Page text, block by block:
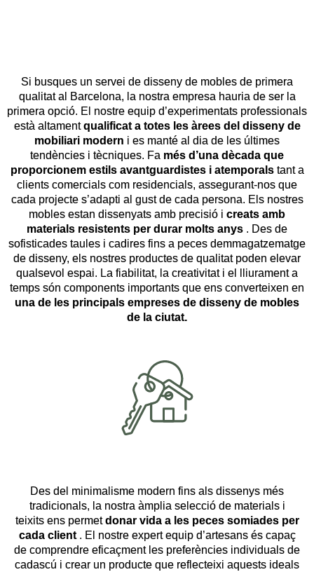
Si busques un servei de disseny de mobles de primera
qualitat al Barcelona, la nostra empresa hauria de ser la
primera opció. El nostre equip d’experimentats professionals
està altamentqualificat a totes les àrees del disseny de
mobiliari modern i es manté al dia de les últimes
tendències i tècniques. Fa més d’una dècada que
proporcionem estils avantguardistes i atemporalstant a
clients comercials com residencials, assegurant-nos que
cada projecte s’adapti al gust de cada persona. Els nostres
mobles estan dissenyats amb precisió i creats amb
materials resistents per durar molts anys . Des de
sofisticades taules i cadires fins a peces demmagatzematge
de disseny, els nostres productes de qualitat poden elevar
qualsevol espai. La fiabilitat, la creativitat i el lliurament a
temps són components importants que ens converteixen en
una de les principals empreses de disseny de mobles
de la ciutat.
Des del minimalisme modern fins als dissenys més
tradicionals, la nostra àmplia selecció de materials i
teixits ens permetdonar vida a les peces somiades per
cada client. El nostre expert equip d’artesans és capaç
de comprendre eficaçment les preferències individuals de
cadascú i crear un producte que reflecteixi aquests ideals